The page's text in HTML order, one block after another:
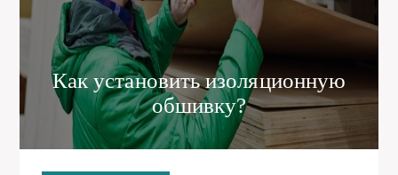
Как установить изоляционную
обшивку?